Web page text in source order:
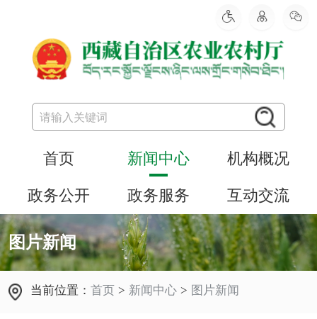
首页 新闻中心 机构概况
政务公开 政务服务 互动交流
图片新闻
当前位置：首页 > 新闻中心 > 图片新闻